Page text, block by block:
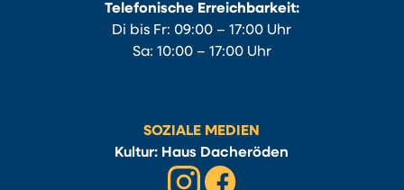
Telefonische Erreichbarkeit:
Di bis Fr: 09:00 – 17:00 Uhr
Sa: 10:00 – 17:00 Uhr
SOZIALE MEDIEN
Kultur: Haus Dacheröden